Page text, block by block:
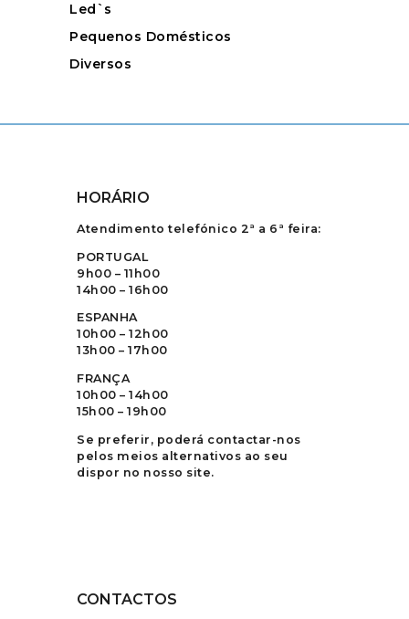
Led`s
Pequenos Domésticos
Diversos
HORÁRIO
Atendimento telefónico 2ª a 6ª feira:
PORTUGAL
9h00 – 11h00
14h00 – 16h00
ESPANHA
10h00 – 12h00
13h00 – 17h00
FRANÇA
10h00 – 14h00
15h00 – 19h00
Se preferir, poderá contactar-nos
pelos meios alternativos ao seu
dispor no nosso site.
CONTACTOS